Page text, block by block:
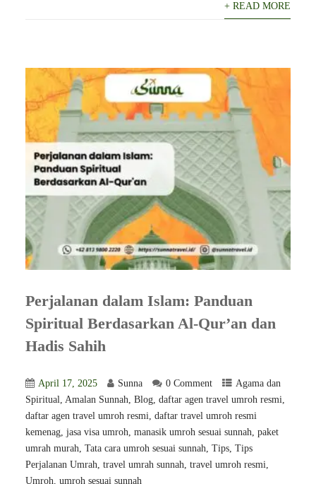
+ READ MORE
Perjalanan dalam Islam: Panduan
Spiritual Berdasarkan Al-Qur’an dan
Hadis Sahih
April 17, 2025 Sunna 0 Comment
Agama dan
Spiritual, Amalan Sunnah, Blog, daftar agen travel umroh resmi,
⁠daftar agen travel umroh resmi, daftar travel umroh resmi
kemenag, jasa visa umroh, manasik umroh sesuai sunnah, paket
umrah murah, Tata cara umroh sesuai sunnah, Tips, Tips
Perjalanan Umrah, travel umrah sunnah, travel umroh resmi,
Umroh, umroh sesuai sunnah